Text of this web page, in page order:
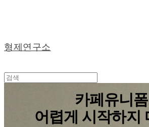
형제연구소
카페유니
어렵게 시작하지